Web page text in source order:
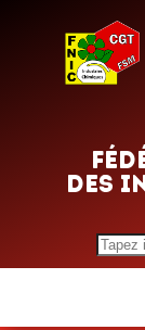
DES
Search
for: